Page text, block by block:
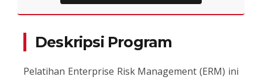
Deskripsi Program
Pelatihan Enterprise Risk Management (ERM) ini